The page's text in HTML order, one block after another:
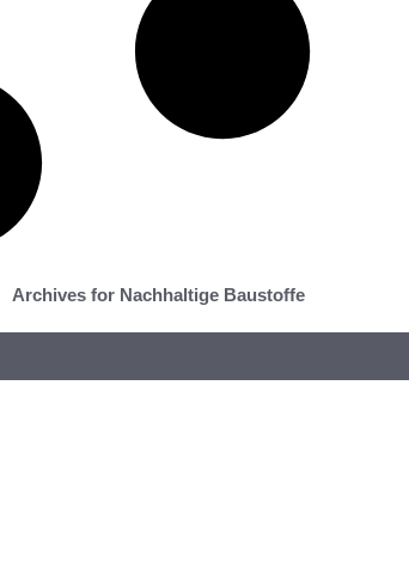
Archives for Nachhaltige Baustoffe